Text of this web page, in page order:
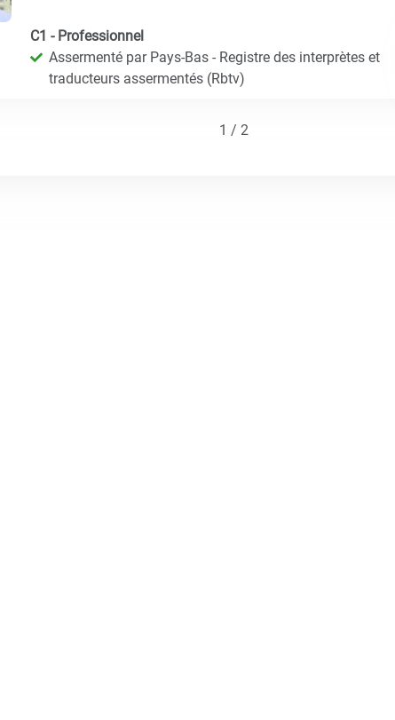
C1 - Professionnel
Assermenté par Pays-Bas - Registre des interprètes et
traducteurs assermentés (Rbtv)
1 / 2